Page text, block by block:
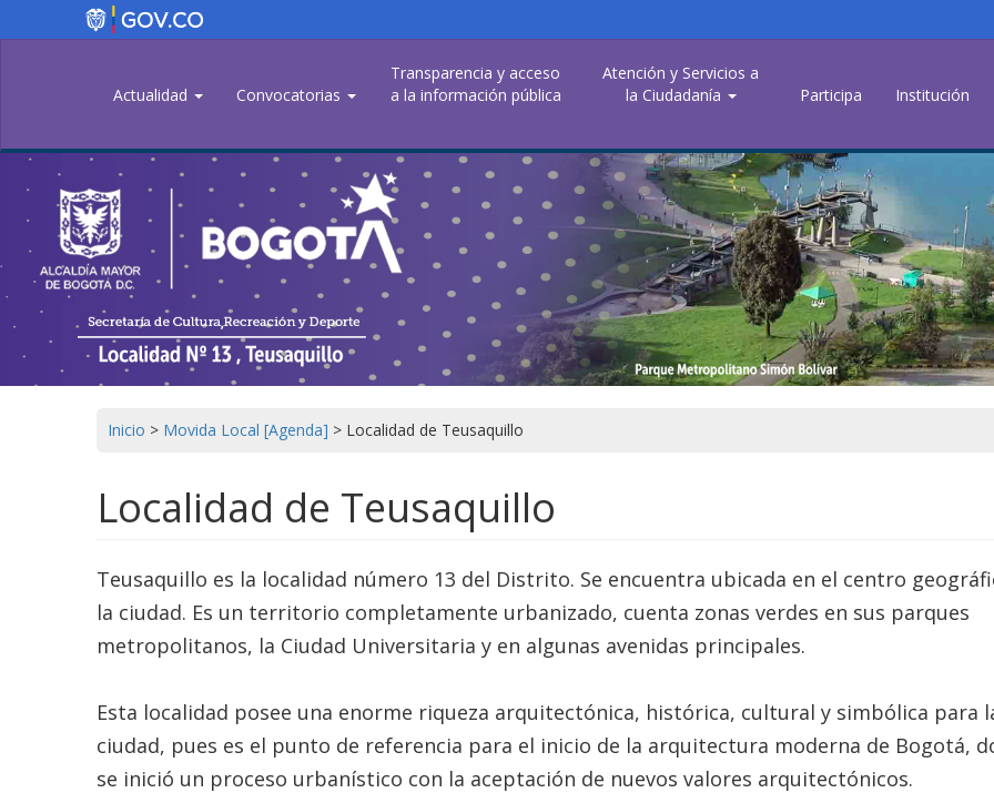
Actualidad
Convocatorias
Transparencia y acceso
a la información pública
Atención y Servicios a
la Ciudadanía
Participa Institución
Inicio > Movida Local [Agenda] > Localidad de Teusaquillo
Localidad de Teusaquillo
Teusaquillo es la localidad número 13 del Distrito. Se encuentra ubicada en el centro
la ciudad. Es un territorio completamente urbanizado, cuenta zonas verdes en sus parques
metropolitanos, la Ciudad Universitaria y en algunas avenidas principales.
Esta localidad posee una enorme riqueza arquitectónica, histórica, cultural y simbólica para
ciudad, pues es el punto de referencia para el inicio de la arquitectura moderna de Bogotá,
se inició un proceso urbanístico con la aceptación de nuevos valores arquitectónicos.